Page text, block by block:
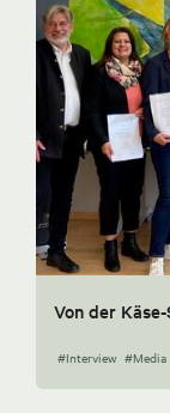
Von der
#Interview #Media